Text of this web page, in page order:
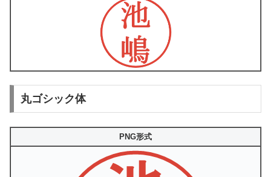
丸ゴシック体
PNG形式